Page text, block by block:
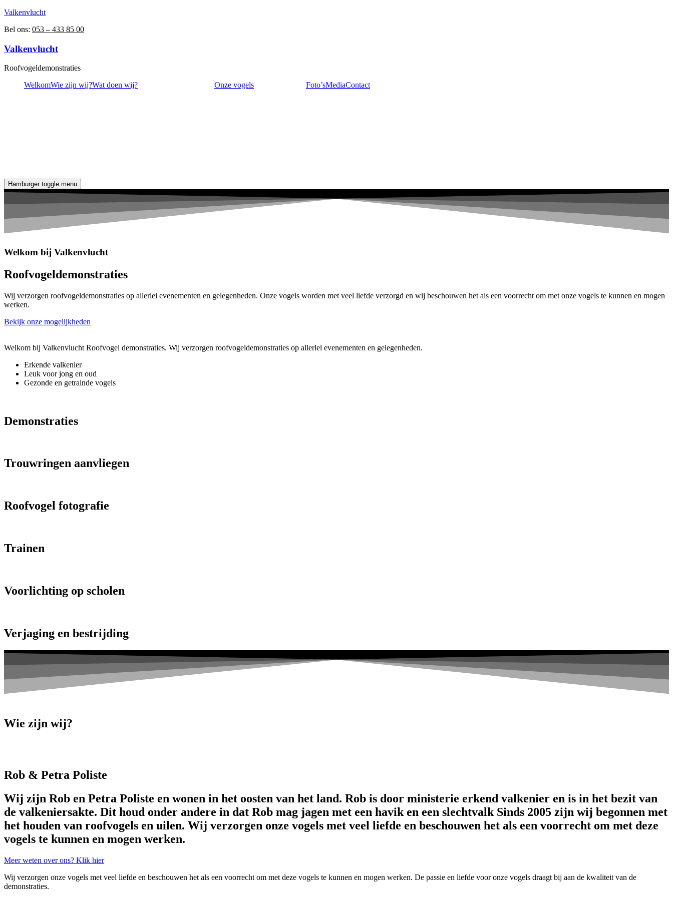
Valkenvlucht
Bel ons: 053 – 433 85 00
Valkenvlucht
Roofvogeldemonstraties
WelkomWie zijn wij?Wat doen wij? Onze vogels Foto’sMediaContact
Hamburger toggle menu
Welkom bij Valkenvlucht
Roofvogeldemonstraties
Wij verzorgen roofvogeldemonstraties op allerlei evenementen en gelegenheden. Onze vogels worden met veel liefde verzorgd en wij beschouwen het als een voorrecht om met onze vogels te kunnen en mogen
werken.
Bekijk onze mogelijkheden
Welkom bij Valkenvlucht Roofvogel demonstraties. Wij verzorgen roofvogeldemonstraties op allerlei evenementen en gelegenheden.
Erkende valkenier
Leuk voor jong en oud
Gezonde en getrainde vogels
Demonstraties
Trouwringen aanvliegen
Roofvogel fotografie
Trainen
Voorlichting op scholen
Verjaging en bestrijding
Wie zijn wij?
Rob & Petra Poliste
Wij zijn Rob en Petra Poliste en wonen in het oosten van het land. Rob is door ministerie erkend valkenier en is in het bezit van
de valkeniersakte. Dit houd onder andere in dat Rob mag jagen met een havik en een slechtvalk Sinds 2005 zijn wij begonnen met
het houden van roofvogels en uilen. Wij verzorgen onze vogels met veel liefde en beschouwen het als een voorrecht om met deze
vogels te kunnen en mogen werken.
Meer weten over ons? Klik hier
Wij verzorgen onze vogels met veel liefde en beschouwen het als een voorrecht om met deze vogels te kunnen en mogen werken. De passie en liefde voor onze vogels draagt bij aan de kwaliteit van de
demonstraties.